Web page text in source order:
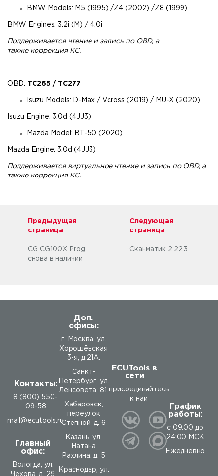
BMW Models: M5 (1995) /Z4 (2002) /Z8 (1999)
BMW Engines: 3.2i (M) / 4.0i
Поддерживается чтение и запись по OBD, а
также коррекция КС.
OBD: TC265 / TC277
Isuzu Models: D-Max / Vcross (2019) / MU-X (2020)
Isuzu Engine: 3.0d (4JJ3)
Mazda Model: BT-50 (2020)
Mazda Engine: 3.0d (4JJ3)
Поддерживается виртуальное чтение и запись по OBD, а
также коррекция КС.
Предыдущая
страница
CG CG100X Prog
снова в наличии
Следующая
страница
Сканматик 2.22.3
Контакты:
8 (800) 550-
09-58
mail@ecutools.ru
Главный
офис:
Вологда
ул.
Чехова, д. 29
Доп.
офисы:
г. Москва, ул.
Хорошёвская
3-я, д.21А.
Санкт-
Петербург, ул.
Ленсовета, 81.
Хабаровск,
переулок
Степной, д. 6
Казань, ул.
Натана
Рахлина, д. 5
Краснодар, ул.
ECUTools в
сети
присоединяйтесь
к нам
График
работы:
с 09:00 до
24:00 МСК
Ежедневно